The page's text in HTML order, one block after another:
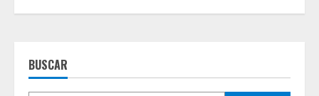
BUSCAR